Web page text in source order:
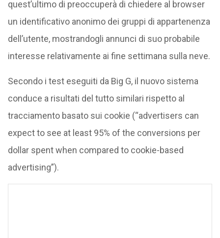
quest’ultimo di preoccuperà di chiedere al browser
un identificativo anonimo dei gruppi di appartenenza
dell’utente, mostrandogli annunci di suo probabile
interesse relativamente ai fine settimana sulla neve.
Secondo i test eseguiti da Big G, il nuovo sistema
conduce a risultati del tutto similari rispetto al
tracciamento basato sui cookie (“advertisers can
expect to see at least 95% of the conversions per
dollar spent when compared to cookie-based
advertising”).